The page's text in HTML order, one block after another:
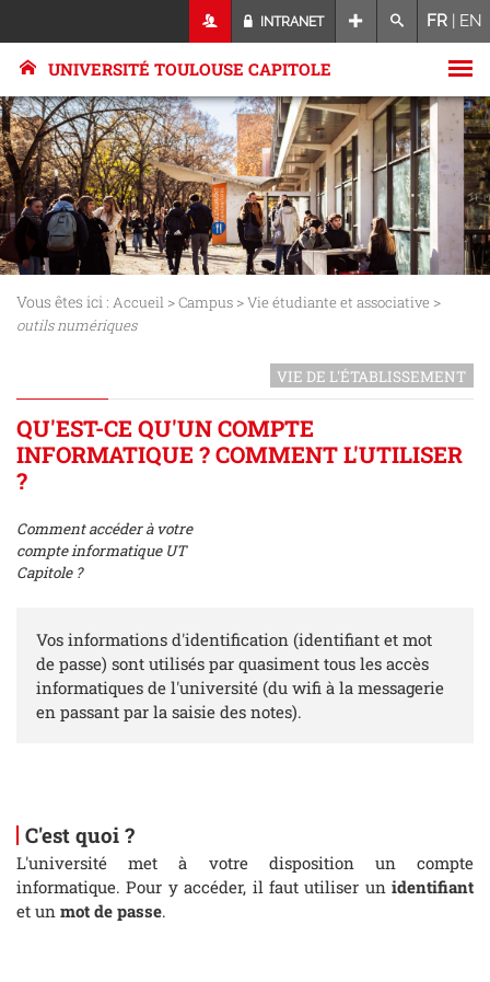
INTRANET FR | EN
UNIVERSITÉ TOULOUSE CAPITOLE
Vous êtes ici : Accueil >Campus >Vie étudiante et associative >
outils numériques
VIE DE L'ÉTABLISSEMENT
QU'EST-CE QU'UN COMPTE
INFORMATIQUE ? COMMENT L'UTILISER
?
Comment accéder à votre
compte informatique UT
Capitole ?
Vos informations d'identification (identifiant et mot
de passe) sont utilisés par quasiment tous les accès
informatiques de l'université (du wifi à la messagerie
en passant par la saisie des notes).
C'est quoi ?
L'université met à votre disposition un compte
informatique. Pour y accéder, il faut utiliser un identifiant
et un mot de passe.